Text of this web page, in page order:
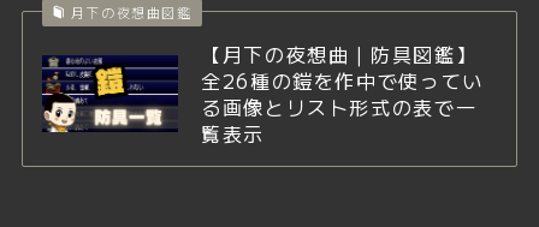
月下の夜想曲図鑑
【月下の夜想曲｜防具図鑑】
全26種の鎧を作中で使ってい
る画像とリスト形式の表で一
覧表示